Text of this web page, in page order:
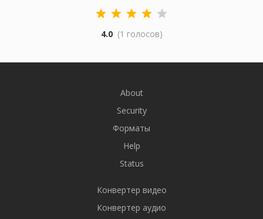
4.0 (1 голосов)
About
Security
Форматы
Help
Status
Конвертер видео
Конвертер аудио